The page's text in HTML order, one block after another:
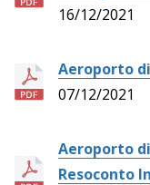
16/12/2021
Aeroporto
07/12/2021
Aeroporto
Resoconto